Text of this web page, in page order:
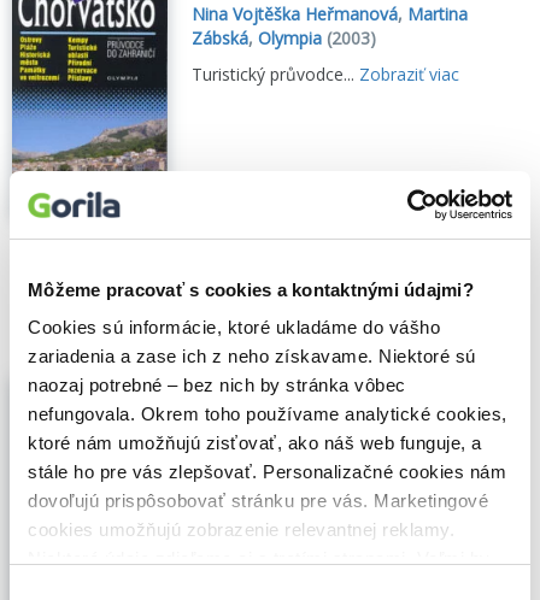
Môžeme pracovať s cookies a kontaktnými údajmi?
Cookies sú informácie, ktoré ukladáme do vášho
zariadenia a zase ich z neho získavame. Niektoré sú
naozaj potrebné – bez nich by stránka vôbec
nefungovala. Okrem toho používame analytické cookies,
ktoré nám umožňujú zisťovať, ako náš web funguje, a
stále ho pre vás zlepšovať. Personalizačné cookies nám
dovoľujú prispôsobovať stránku pre vás. Marketingové
cookies umožňujú zobrazenie relevantnej reklamy.
Nina Vojtěška Heřmanová, Martina
Zábská,Olympia (2003)
Turistický průvodce... Zobraziť viac
🌴 Máme na sklade, posielame ihneď.
2,90€ Do košíka
Chorvatsko - průvodce do zahraničí
Martina Zábská,Nina Vojtěška
Heřmanová ,Olympia (2003)
Turistický průvodce...Zobraziť viac